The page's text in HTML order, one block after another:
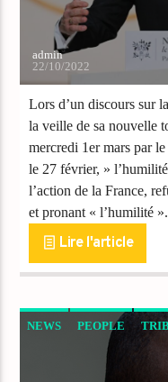
admin
22/10/2022
Lors d’un discours sur
la veille de sa nouvelle
mercredi 1er mars par
le 27 février, »
l’action de la France,
et pronant « l’humilité
Lire l'article
NEWS PEOPLE